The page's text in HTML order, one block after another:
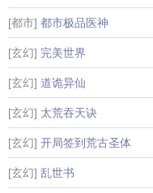
[都市] 都市极品医神
[玄幻] 完美世界
[玄幻] 道诡异仙
[玄幻] 太荒吞天诀
[玄幻] 开局签到荒古圣体
[玄幻] 乱世书